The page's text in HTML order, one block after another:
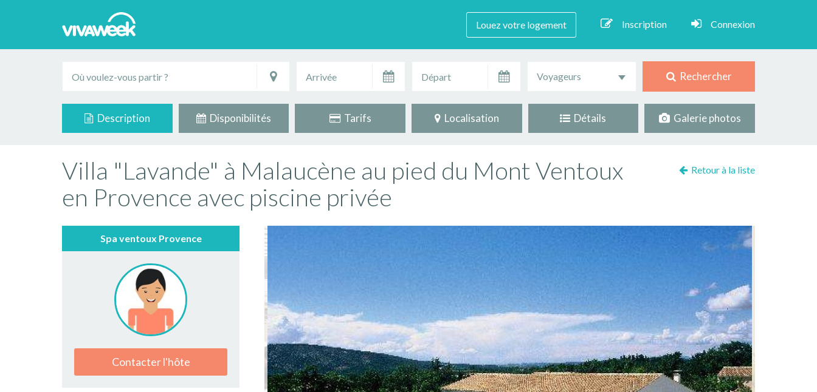
Louez votre logement Inscription Connexion
Voyageurs Rechercher
Description Disponibilités Tarifs Localisation Détails Galerie photos
Villa "Lavande" à Malaucène au pied du Mont Ventoux
en Provence avec piscine privée
Retour à la liste
Spa ventoux Provence
Contacter l'hôte